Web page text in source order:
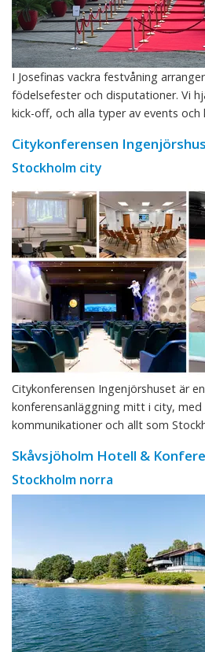
I Josefinas vackra festvåning
födelsefester och disputationer. Vi
kick-off, och alla typer av events och
Citykonferensen
Stockholm city
Citykonferensen Ingenjörshuset är
konferensanläggning mitt i city, med
kommunikationer och allt som
Skåvsjöholm Hotell &
Stockholm norra